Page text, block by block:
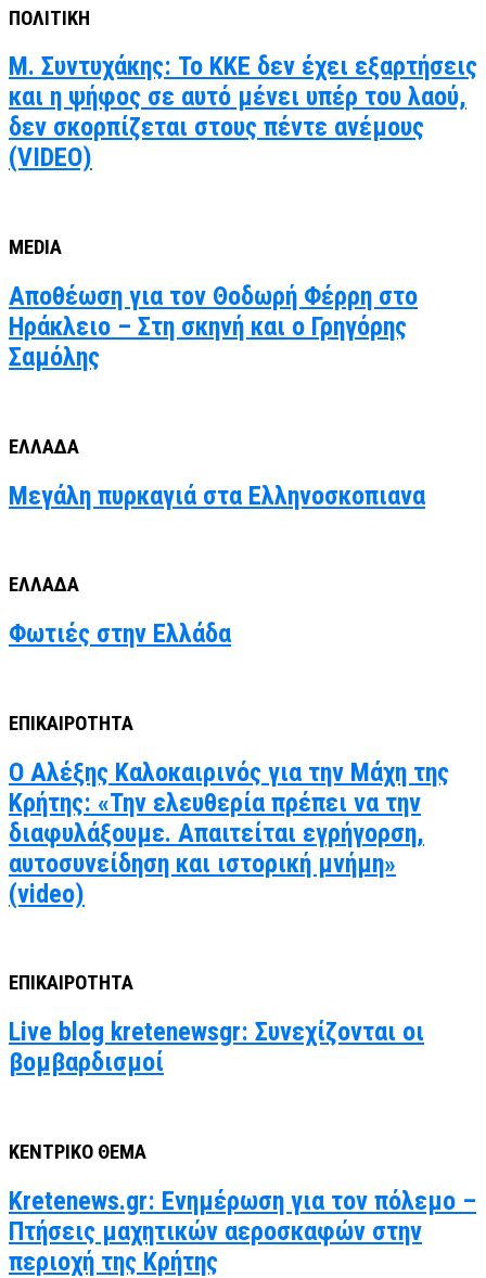
ΠΟΛΙΤΙΚΗ
Μ. Συντυχάκης: Το ΚΚΕ δεν έχει εξαρτήσεις
και η ψήφος σε αυτό μένει υπέρ του λαού,
δεν σκορπίζεται στους πέντε ανέμους
(VIDEO)
MEDIA
Αποθέωση για τον Θοδωρή Φέρρη στο
Ηράκλειο – Στη σκηνή και ο Γρηγόρης
Σαμόλης
ΕΛΛΑΔΑ
Μεγάλη πυρκαγιά στα Ελληνοσκοπιανα
ΕΛΛΑΔΑ
Φωτιές στην Ελλάδα
ΕΠΙΚΑΙΡΟΤΗΤΑ
Ο Αλέξης Καλοκαιρινός για την Μάχη της
Κρήτης: «Την ελευθερία πρέπει να την
διαφυλάξουμε. Απαιτείται εγρήγορση,
αυτοσυνείδηση και ιστορική μνήμη»
(video)
ΕΠΙΚΑΙΡΟΤΗΤΑ
Live blog kretenewsgr: Συνεχίζονται οι
βομβαρδισμοί
ΚΕΝΤΡΙΚΟ ΘΕΜΑ
Kretenews.gr: Ενημέρωση για τον πόλεμο –
Πτήσεις μαχητικών αεροσκαφών στην
περιοχή της Κρήτης